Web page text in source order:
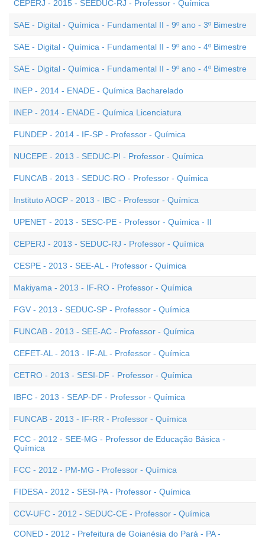
CEPERJ - 2015 - SEEDUC-RJ - Professor - Química
SAE - Digital - Química - Fundamental II - 9º ano - 3º Bimestre
SAE - Digital - Química - Fundamental II - 9º ano - 4º Bimestre
SAE - Digital - Química - Fundamental II - 9º ano - 4º Bimestre
INEP - 2014 - ENADE - Química Bacharelado
INEP - 2014 - ENADE - Química Licenciatura
FUNDEP - 2014 - IF-SP - Professor - Química
NUCEPE - 2013 - SEDUC-PI - Professor - Química
FUNCAB - 2013 - SEDUC-RO - Professor - Química
Instituto AOCP - 2013 - IBC - Professor - Química
UPENET - 2013 - SESC-PE - Professor - Química - II
CEPERJ - 2013 - SEDUC-RJ - Professor - Química
CESPE - 2013 - SEE-AL - Professor - Química
Makiyama - 2013 - IF-RO - Professor - Química
FGV - 2013 - SEDUC-SP - Professor - Química
FUNCAB - 2013 - SEE-AC - Professor - Química
CEFET-AL - 2013 - IF-AL - Professor - Química
CETRO - 2013 - SESI-DF - Professor - Química
IBFC - 2013 - SEAP-DF - Professor - Química
FUNCAB - 2013 - IF-RR - Professor - Química
FCC - 2012 - SEE-MG - Professor de Educação Básica -
Química
FCC - 2012 - PM-MG - Professor - Química
FIDESA - 2012 - SESI-PA - Professor - Química
CCV-UFC - 2012 - SEDUC-CE - Professor - Química
CONED - 2012 - Prefeitura de Goianésia do Pará - PA -